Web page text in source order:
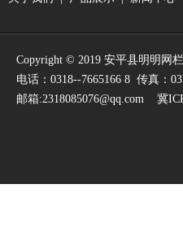
Copyright © 2019 安平县明明网
电话：0318--7665166 8 传真：
邮箱:2318085076@qq.com
冀